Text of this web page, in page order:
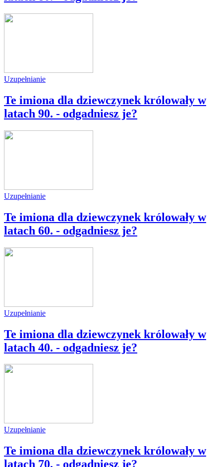
Uzupełnianie
Te imiona dla dziewczynek królowały w
latach 90. - odgadniesz je?
Uzupełnianie
Te imiona dla dziewczynek królowały w
latach 60. - odgadniesz je?
Uzupełnianie
Te imiona dla dziewczynek królowały w
latach 40. - odgadniesz je?
Uzupełnianie
Te imiona dla dziewczynek królowały w
latach 70. - odgadniesz je?